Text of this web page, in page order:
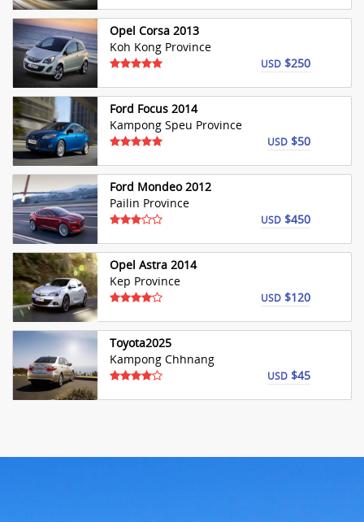
Opel Corsa 2013
Koh Kong Province
USD $250
Ford Focus 2014
Kampong Speu Province
USD $50
Ford Mondeo 2012
Pailin Province
USD $450
Opel Astra 2014
Kep Province
USD $120
Toyota2025
Kampong Chhnang
USD $45